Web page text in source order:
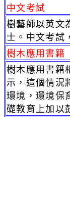
中文考試
樹藝師以英文
士。中文考試
樹木應用書籍
樹木應用書籍
示，這個情況
環境，環境保
礎教育上加以